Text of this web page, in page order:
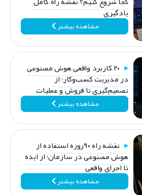
یادگیری
مشاهده بیشتر
۲۰ کاربرد واقعی هوش مصنوعی
در مدیریت کسب‌وکار؛ از
تصمیم‌گیری تا فروش و عملیات
مشاهده بیشتر
نقشه راه ۹۰روزه استفاده از
هوش مصنوعی در سازمان؛ از ایده
تا اجرای واقعی
مشاهده بیشتر